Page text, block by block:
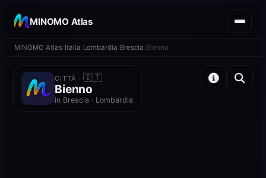
MINOMO Atlas
MINOMO Atlas Italia Lombardia Brescia Bienno
CITTÀ ·🇮🇹
Bienno
in Brescia · Lombardia